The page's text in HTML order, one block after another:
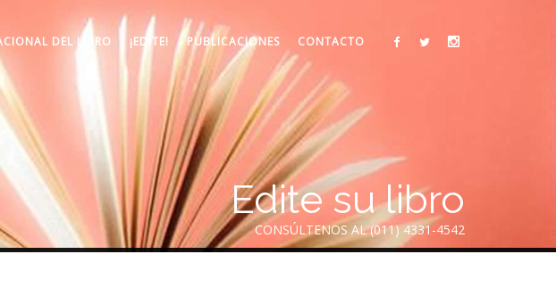
DEL LIBRO ¡EDITE! PUBLICACIONES CONTACTO
Edite su libro
CONSÚLTENOS AL (011) 4331-4542